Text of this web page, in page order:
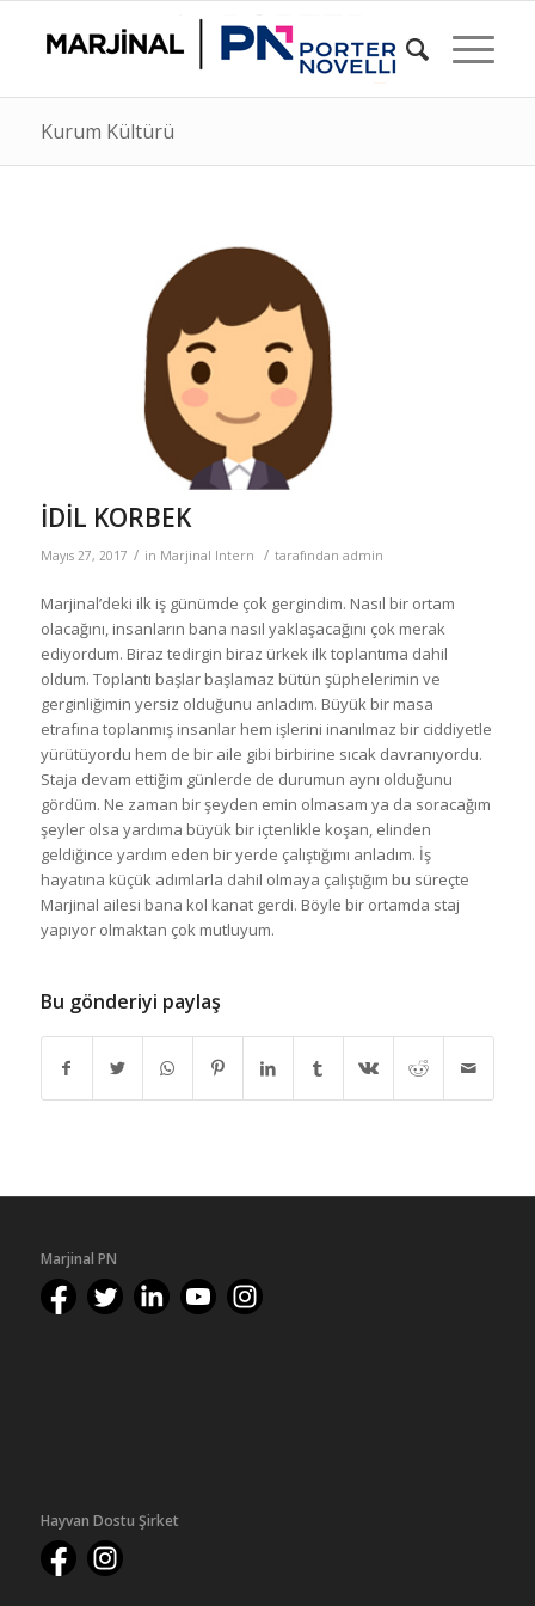
Kurum Kültürü
İDİL KORBEK
Mayıs 27, 2017 / in Marjinal Intern / tarafından admin
Marjinal’deki ilk iş günümde çok gergindim. Nasıl bir ortam
olacağını, insanların bana nasıl yaklaşacağını çok merak
ediyordum. Biraz tedirgin biraz ürkek ilk toplantıma dahil
oldum. Toplantı başlar başlamaz bütün şüphelerimin ve
gerginliğimin yersiz olduğunu anladım. Büyük bir masa
etrafına toplanmış insanlar hem işlerini inanılmaz bir ciddiyetle
yürütüyordu hem de bir aile gibi birbirine sıcak davranıyordu.
Staja devam ettiğim günlerde de durumun aynı olduğunu
gördüm. Ne zaman bir şeyden emin olmasam ya da soracağım
şeyler olsa yardıma büyük bir içtenlikle koşan, elinden
geldiğince yardım eden bir yerde çalıştığımı anladım. İş
hayatına küçük adımlarla dahil olmaya çalıştığım bu süreçte
Marjinal ailesi bana kol kanat gerdi. Böyle bir ortamda staj
yapıyor olmaktan çok mutluyum.
Bu gönderiyi paylaş
Marjinal PN
Hayvan Dostu Şirket